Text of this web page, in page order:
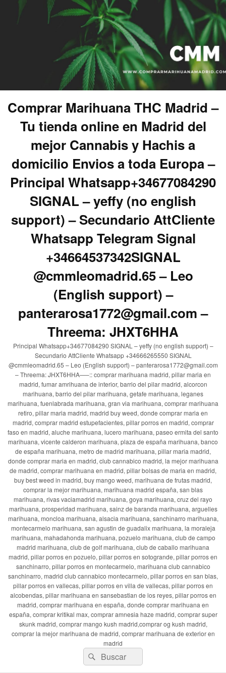
Comprar Marihuana THC Madrid –
Tu tienda online en Madrid del
mejor Cannabis y Hachis a
domicilio Envios a toda Europa –
Principal Whatsapp+34677084290
SIGNAL – yeffy (no english
support) – Secundario AttCliente
Whatsapp Telegram Signal
+34664537342SIGNAL
@cmmleomadrid.65 – Leo
(English support) –
panterarosa1772@gmail.com –
Threema: JHXT6HHA
Principal Whatsapp+34677084290 SIGNAL – yeffy (no english support) –
Secundario AttCliente Whatsapp +34666265550 SIGNAL
@cmmleomadrid.65 – Leo (English support) – panterarosa1772@gmail.com
– Threema: JHXT6HHA—–:: comprar marihuana madrid, pillar maria en
madrid, fumar amrihuana de interior, barrio del pilar madrid, alcorcon
marihuana, barrio del pilar marihuana, getafe marihuana, leganes
marihuana, fuenlabrada marihuana, gran via marihuana, comprar marihuana
retiro, pillar maria madrid, madrid buy weed, donde comprar maria en
madrid, comprar madrid estupefacientes, pillar porros en madrid, comprar
faso en madrid, aluche marihuana, lucero marihuana, paseo ermita del santo
marihuana, vicente calderon marihuana, plaza de españa marihuana, banco
de españa marihuana, metro de madrid marihuana, pillar maria madrid,
donde comprar maria en madrid, club cannabico madrid, la mejor marihuana
de madrid, comprar marihuana en madrid, pillar bolsas de maria en madrid,
buy best weed in madrid, buy mango weed, marihuana de frutas madrid,
comprar la mejor marihuana, marihuana madrid españa, san blas
marihuana, rivas vaciamadrid marihuana, goya marihuana, cruz del rayo
marihuana, prosperidad marihuana, sainz de baranda marihuana, arguelles
marihuana, moncloa marihuana, alsacia marihuana, sanchinarro marihuana,
montecarmelo marihuana, san agustin de guadalix marihuana, la moraleja
marihuana, mahadahonda marihuana, pozuelo marihuana, club de campo
madrid marihuana, club de golf marihuana, club de caballo marihuana
madrid, pillar porros en pozuelo, pillar porros en sotogrande, pillar porros en
sanchinarro, pillar porros en montecarmelo, marihuana club cannabico
sanchinarro, madrid club cannabico montecarmelo, pillar porros en san blas,
pillar porros en vallecas, pillar porros en villa de vallecas, pillar porros en
alcobendas, pillar marihuana en sansebastian de los reyes, pillar porros en
madrid, comprar marihuana en españa, donde comprar marihuana en
españa, comprar kritikal max, comprar amnesia haze madrid, comprar super
skunk madrid, comprar mango kush madrid,comprar og kush madrid,
comprar la mejor marihuana de madrid, comprar marihuana de exterior en
madrid
Buscar
por:
Buscar